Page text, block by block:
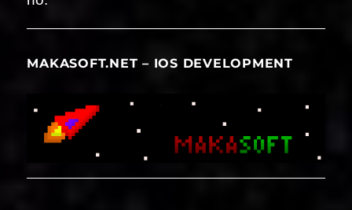
MAKASOFT.NET – IOS DEVELOPMENT